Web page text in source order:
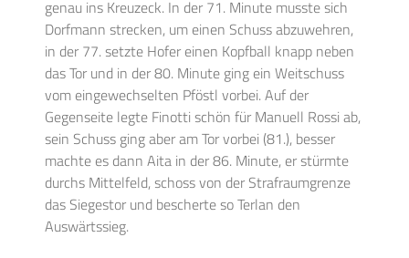
genau ins Kreuzeck. In der 71. Minute musste sich
Dorfmann strecken, um einen Schuss abzuwehren,
in der 77. setzte Hofer einen Kopfball knapp neben
das Tor und in der 80. Minute ging ein Weitschuss
vom eingewechselten Pföstl vorbei. Auf der
Gegenseite legte Finotti schön für Manuell Rossi ab,
sein Schuss ging aber am Tor vorbei (81.), besser
machte es dann Aita in der 86. Minute, er stürmte
durchs Mittelfeld, schoss von der Strafraumgrenze
das Siegestor und bescherte so Terlan den
Auswärtssieg.